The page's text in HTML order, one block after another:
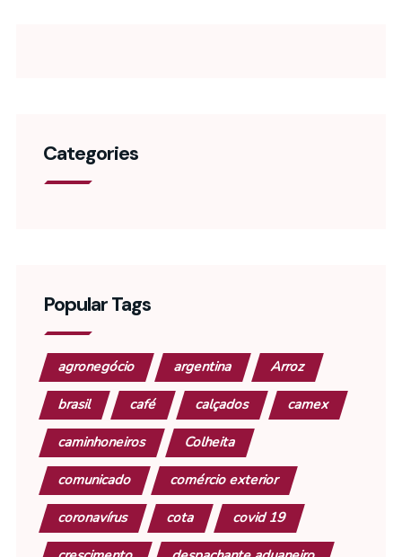
Categories
Popular Tags
agronegócio argentina Arroz
brasil café calçados camex
caminhoneiros Colheita
comunicado comércio exterior
coronavírus cota covid 19